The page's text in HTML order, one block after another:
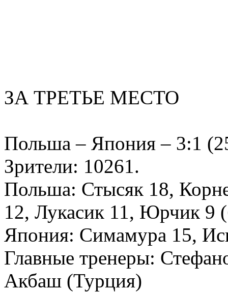
ЗА ТРЕТЬЕ МЕСТО
Польша – Япония – 3:1
Зрители: 10261.
Польша: Стысяк 18,
12, Лукасик 11, Юрчик 9
Япония: Симамура 15,
Главные тренеры:
Акбаш (Турция)